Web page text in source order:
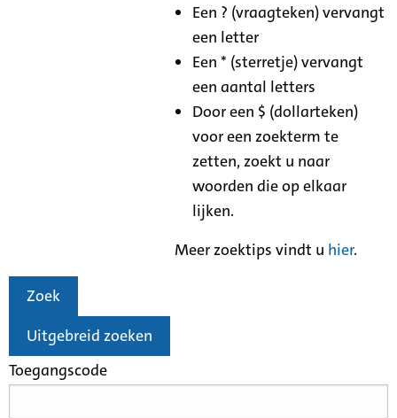
Een ? (vraagteken) vervangt
een letter
Een * (sterretje) vervangt
een aantal letters
Door een $ (dollarteken)
voor een zoekterm te
zetten, zoekt u naar
woorden die op elkaar
lijken.
Meer zoektips vindt u hier.
Zoek
Uitgebreid zoeken
Toegangscode